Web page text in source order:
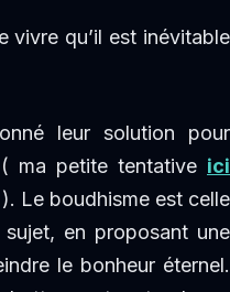
vivre qu’il est inévitable
leur solution pour
ma petite tentative ici
Le boudhisme est celle
en proposant une
le bonheur éternel.